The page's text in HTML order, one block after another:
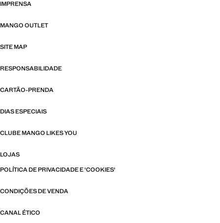
IMPRENSA
MANGO OUTLET
SITE MAP
RESPONSABILIDADE
CARTÃO-PRENDA
DIAS ESPECIAIS
CLUBE MANGO LIKES YOU
LOJAS
POLÍTICA DE PRIVACIDADE E 'COOKIES'
CONDIÇÕES DE VENDA
CANAL ÉTICO